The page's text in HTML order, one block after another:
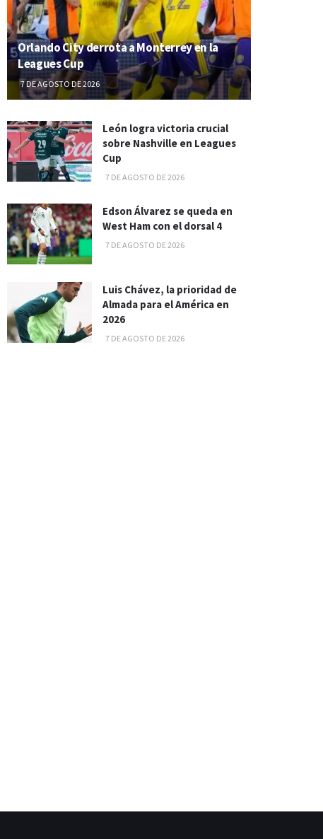
Orlando City derrota a Monterrey en la
Leagues Cup
7 DE AGOSTO DE 2026
León logra victoria crucial
sobre Nashville en Leagues
Cup
7 DE AGOSTO DE 2026
Edson Álvarez se queda en
West Ham con el dorsal 4
7 DE AGOSTO DE 2026
Luis Chávez, la prioridad de
Almada para el América en
2026
7 DE AGOSTO DE 2026